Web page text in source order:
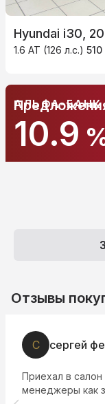
Hyundai i30,
1.6 AT (126 л.с.)
АЛЬФА-БАНК
10.9
Отзывы
С сергей
Приехал в салон
менеджеры как